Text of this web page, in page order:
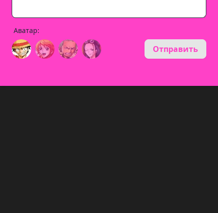
Аватар:
Отправить